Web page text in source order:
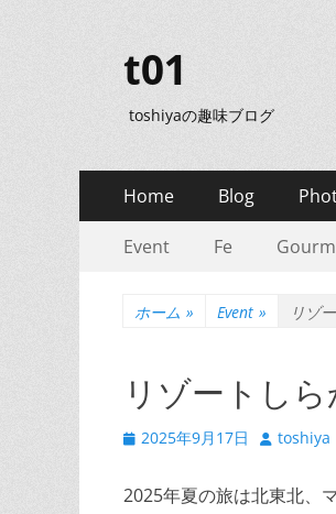
t01
toshiyaの趣味ブログ
メ
イ
ュ
ー
Home Blog
サ
ュ
ー
Event Fe
ホーム » Event » リゾ
リゾートし
投 2025年9月17日
投
者
toshiya
2025年夏の旅は北東北、